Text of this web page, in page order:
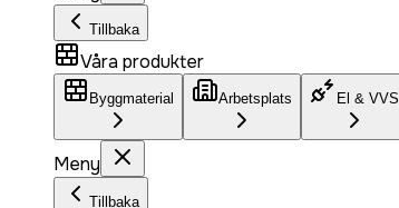
Tillbaka
Våra produkter
Byggmaterial Arbetsplats El & VVS
Meny
Tillbaka